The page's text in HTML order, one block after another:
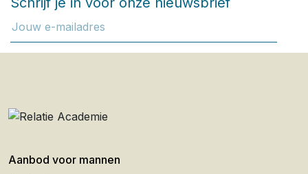
Aanbod voor mannen